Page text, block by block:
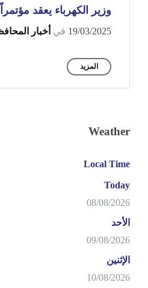
وزير الكهرباء يعقد
19/03/2025 في أخبار
المزيد
Weather
Local Time
Today
08/08/2026
الأحد
09/08/2026
الإثنين
10/08/2026